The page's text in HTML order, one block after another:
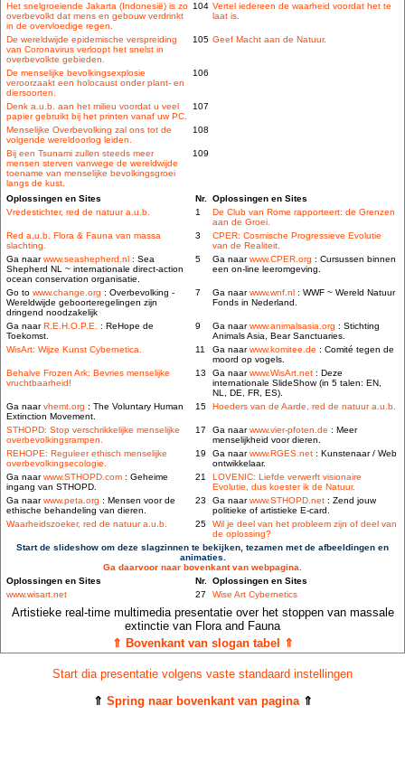
Het snelgroeiende Jakarta (Indonesië) is zo
overbevolkt dat mens en gebouw verdrinkt
in de overvloedige regen.
104 Vertel iedereen de waarheid voordat het te
laat is.
De wereldwijde epidemische verspreiding
van Coronavirus verloopt het snelst in
overbevolkte gebieden.
105 Geef Macht aan de Natuur.
De menselijke bevolkingsexplosie
veroorzaakt een holocaust onder plant- en
diersoorten.
106
Denk a.u.b. aan het milieu voordat u veel
papier gebruikt bij het printen vanaf uw PC.
107
Menselijke Overbevolking zal ons tot de
volgende wereldoorlog leiden.
108
Bij een Tsunami zullen steeds meer
mensen sterven vanwege de wereldwijde
toename van menselijke bevolkingsgroei
langs de kust.
109
Oplossingen en Sites Nr. Oplossingen en Sites
Vredestichter, red de natuur a.u.b.
1
De Club van Rome rapporteert: de Grenzen
aan de Groei.
Red a.u.b. Flora & Fauna van massa
slachting.
3
CPER: Cosmische Progressieve Evolutie
van de Realiteit.
Ga naarwww.seashepherd.nl : Sea
Shepherd NL ~ internationale direct-action
ocean conservation organisatie.
5 Ga naarwww.CPER.org : Cursussen binnen
een on-line leeromgeving.
Go to www.change.org : Overbevolking -
Wereldwijde geboorteregelingen zijn
dringend noodzakelijk
7 Ga naarwww.wnf.nl : WWF ~ Wereld Natuur
Fonds in Nederland.
Ga naarR.E.H.O.P.E. : ReHope de
Toekomst.
9 Ga naarwww.animalsasia.org : Stichting
Animals Asia, Bear Sanctuaries.
WisArt: Wijze Kunst Cybernetica.
11 Ga naarwww.komitee.de : Comité tegen de
moord op vogels.
Behalve Frozen Ark: Bevries menselijke
vruchtbaarheid!
13 Ga naarwww.WisArt.net : Deze
internationale SlideShow (in 5 talen: EN,
NL, DE, FR, ES).
Ga naarvhemt.org : The Voluntary Human
Extinction Movement.
15 Hoeders van de Aarde, red de natuur a.u.b.
STHOPD: Stop verschrikkelijke menselijke
overbevolkingsrampen.
17 Ga naarwww.vier-pfoten.de : Meer
menselijkheid voor dieren.
REHOPE: Reguleer ethisch menselijke
overbevolkingsecologie.
19 Ga naarwww.RGES.net : Kunstenaar / Web
ontwikkelaar.
Ga naarwww.STHOPD.com : Geheime
ingang van STHOPD.
21
LOVENIC: Liefde verwerft visionaire
Evolutie, dus koester ik de Natuur.
Ga naarwww.peta.org : Mensen voor de
ethische behandeling van dieren.
23 Ga naarwww.STHOPD.net : Zend jouw
politieke of artistieke E-card.
Waarheidszoeker, red de natuur a.u.b.
25
Wil je deel van het probleem zijn of deel van
de oplossing?
Start de slideshow om deze slagzinnen te bekijken, tezamen met de afbeeldingen en
animaties.
Ga daarvoor naar bovenkant van webpagina.
Oplossingen en Sites
Nr. Oplossingen en Sites
www.wisart.net
27 Wise Art Cybernetics
Artistieke real-time multimedia presentatie over het stoppen van massale
extinctie van Flora and Fauna
⇑ Bovenkant van slogan tabel ⇑
Start dia presentatie volgens vaste standaard instellingen
⇑ Spring naar bovenkant van pagina⇑